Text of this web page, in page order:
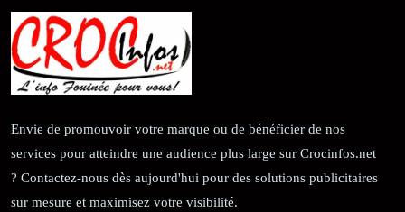
Envie de promouvoir votre marque ou de bénéficier de nos
services pour atteindre une audience plus large sur Crocinfos.net
? Contactez-nous dès aujourd'hui pour des solutions publicitaires
sur mesure et maximisez votre visibilité.